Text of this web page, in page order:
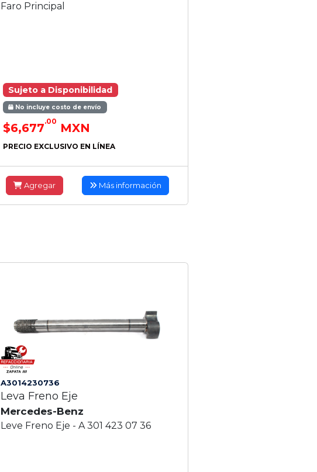
Faro Principal
Sujeto a Disponibilidad
No incluye costo de envío
$6,677.00 MXN
PRECIO EXCLUSIVO EN LÍNEA
Agregar Más información
A3014230736
Leva Freno Eje
Mercedes-Benz
Leve Freno Eje - A 301 423 07 36